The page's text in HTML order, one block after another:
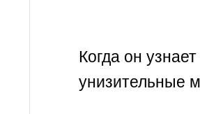
Когда он
унизительные